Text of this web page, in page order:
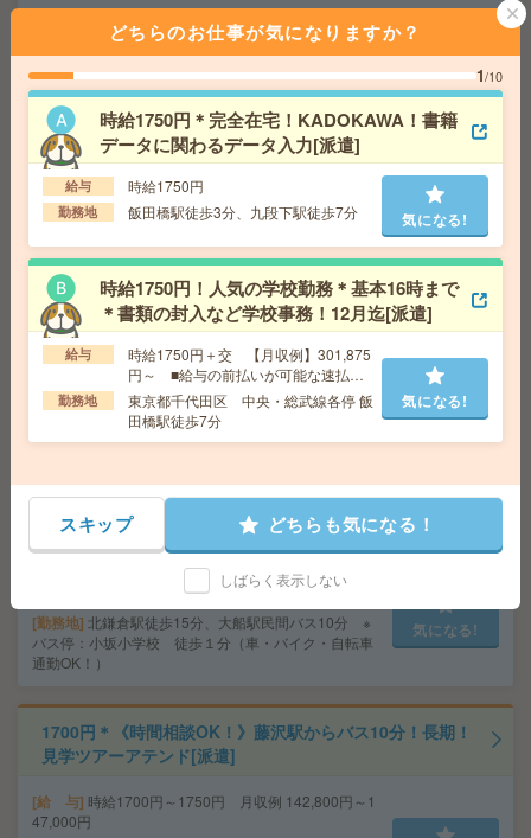
時給1800円！町田＊土日祝お休み＊大手不動産Gでの営
業アシスタント事務[派遣]
給 与
時給1800円～1850円＋交 【月収例】295,5
00円～ ■給与の前払いが可能な速払いサービスあり
交通費 交通費支給あり
勤務地 東京都町田市 横浜線 町田駅徒歩2分
気になる!
【時給1450円】マイカー通勤OK！あんしん長期！データ
入力事務[派遣]
給 与 時給1450円
交通費 全額支給
勤務地 東鷲宮駅徒歩19分、久喜駅車7分 ※2027年夏
頃に群馬県館林近くの新工場に異動となります。（無
料駐車場あり）
気になる!
1750円＊《時間相談OK！》北鎌倉駅から徒歩圏内！長
期！窓口業務[派遣]
時給1750円 月収例 227,500円
勤務地 北鎌倉駅徒歩15分、大船駅民間バス10分 ※
バス停：小坂小学校 徒歩１分（車・バイク・自転車
通勤OK！）
気になる!
1700円＊《時間相談OK！》藤沢駅からバス10分！長期！
見学ツアーアテンド[派遣]
給 与 時給1700円～1750円 月収例 142,800円～1
47,000円
どちらのお仕事が気になりますか？
1/10
時給1750円＊完全在宅！KADOKAWA！書籍
データに関わるデータ入力[派遣]
給与 時給1750円
勤務地 飯田橋駅徒歩3分、九段下駅徒歩7分 気になる!
時給1750円！人気の学校勤務＊基本16時まで
＊書類の封入など学校事務！12月迄[派遣]
給与
時給1750円＋交 【月収例】301,875
円～ ■給与の前払いが可能な速払い
サービスあり
勤務地
東京都千代田区 中央・総武線各停 飯
田橋駅徒歩7分
気になる!
スキップ どちらも気になる！
しばらく表示しない